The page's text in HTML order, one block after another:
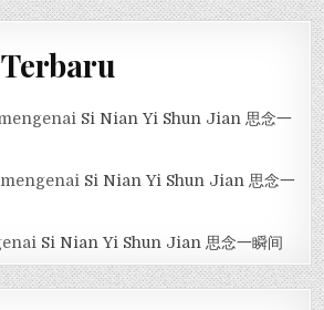
Si Nian Yi Shun Jian 思念一
mengenai Si Nian Yi Shun Jian 思念一
Si Nian Yi Shun Jian 思念一瞬间